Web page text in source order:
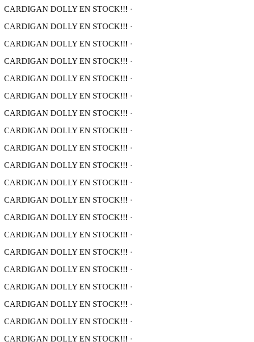
CARDIGAN DOLLY EN STOCK!!! ·
CARDIGAN DOLLY EN STOCK!!! ·
CARDIGAN DOLLY EN STOCK!!! ·
CARDIGAN DOLLY EN STOCK!!! ·
CARDIGAN DOLLY EN STOCK!!! ·
CARDIGAN DOLLY EN STOCK!!! ·
CARDIGAN DOLLY EN STOCK!!! ·
CARDIGAN DOLLY EN STOCK!!! ·
CARDIGAN DOLLY EN STOCK!!! ·
CARDIGAN DOLLY EN STOCK!!! ·
CARDIGAN DOLLY EN STOCK!!! ·
CARDIGAN DOLLY EN STOCK!!! ·
CARDIGAN DOLLY EN STOCK!!! ·
CARDIGAN DOLLY EN STOCK!!! ·
CARDIGAN DOLLY EN STOCK!!! ·
CARDIGAN DOLLY EN STOCK!!! ·
CARDIGAN DOLLY EN STOCK!!! ·
CARDIGAN DOLLY EN STOCK!!! ·
CARDIGAN DOLLY EN STOCK!!! ·
CARDIGAN DOLLY EN STOCK!!! ·